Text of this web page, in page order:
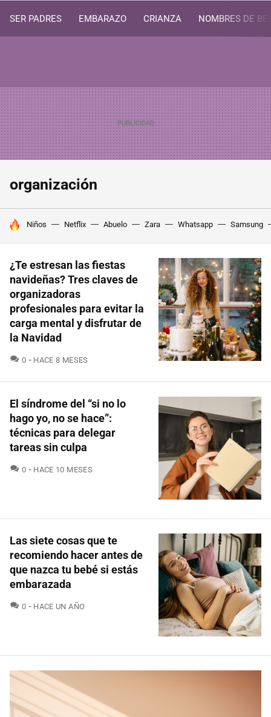
SER PADRES EMBARAZO CRIANZA NOMBRES DE
organización
HOY SE HABLA DE
Niños Netflix Abuelo Zara Whatsapp Samsung
¿Te estresan las fiestas
navideñas? Tres claves de
organizadoras
profesionales para evitar la
carga mental y disfrutar de
la Navidad
0 COMENTARIOS
HACE 8 MESES
El síndrome del “si no lo
hago yo, no se hace”:
técnicas para delegar
tareas sin culpa
0 COMENTARIOS
HACE 10 MESES
Las siete cosas que te
recomiendo hacer antes de
que nazca tu bebé si estás
embarazada
0 COMENTARIOS
HACE UN AÑO